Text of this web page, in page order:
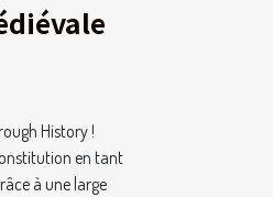
History !
en tant
à une large